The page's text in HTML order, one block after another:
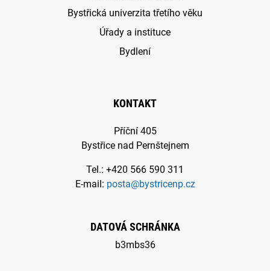
Bystřická univerzita třetího věku
Úřady a instituce
Bydlení
KONTAKT
Příční 405
Bystřice nad Pernštejnem
Tel.: +420 566 590 311
E-mail: posta@bystricenp.cz
DATOVÁ SCHRÁNKA
b3mbs36